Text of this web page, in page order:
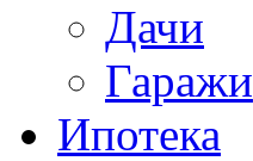
Дачи
Гаражи
Ипотека